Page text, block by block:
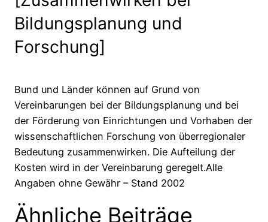
Bildungsplanung und
Forschung]
Bund und Länder können auf Grund von
Vereinbarungen bei der Bildungsplanung und bei
der Förderung von Einrichtungen und Vorhaben der
wissenschaftlichen Forschung von überregionaler
Bedeutung zusammenwirken. Die Aufteilung der
Kosten wird in der Vereinbarung geregelt.Alle
Angaben ohne Gewähr – Stand 2002
Ähnliche Beiträge